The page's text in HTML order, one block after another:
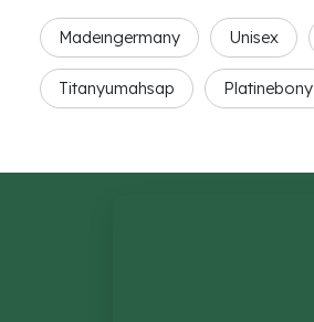
Madeıngermany Unisex
Titanyumahsap Platinebony